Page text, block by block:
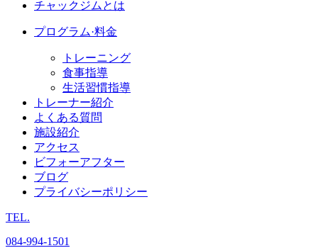
チャックジムとは
プログラム·料金
トレーニング
食事指導
生活習慣指導
トレーナー紹介
よくある質問
施設紹介
アクセス
ビフォーアフター
ブログ
プライバシーポリシー
TEL.
084-994-1501